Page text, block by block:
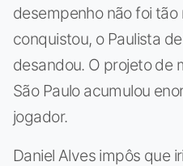
desempenho não foi
conquistou, o Paulista
desandou. O projeto de
São Paulo acumulou
jogador.
Daniel Alves impôs que